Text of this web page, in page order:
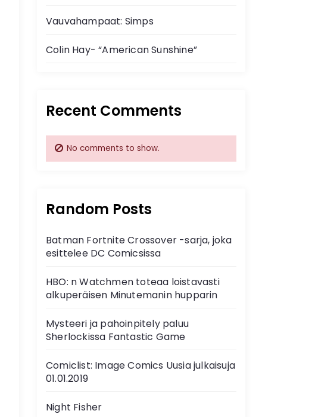
Vauvahampaat: Simps
Colin Hay- “American Sunshine”
Recent Comments
No comments to show.
Random Posts
Batman Fortnite Crossover -sarja, joka
esittelee DC Comicsissa
HBO: n Watchmen toteaa loistavasti
alkuperäisen Minutemanin hupparin
Mysteeri ja pahoinpitely paluu
Sherlockissa Fantastic Game
Comiclist: Image Comics Uusia julkaisuja
01.01.2019
Night Fisher